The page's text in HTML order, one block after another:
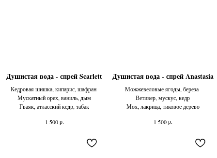
Душистая вода - спрей Scarlett
Кедровая шишка, кипарис, шафран
Мускатный орех, ваниль, дым​
Гваяк, атласский кедр, табак​
1 500 р.
Душистая вода - спрей Anastasia
Можжевеловые ягоды, береза
Ветивер, мускус, кедр
Мох, лакрица, тиковое дерево
1 500 р.